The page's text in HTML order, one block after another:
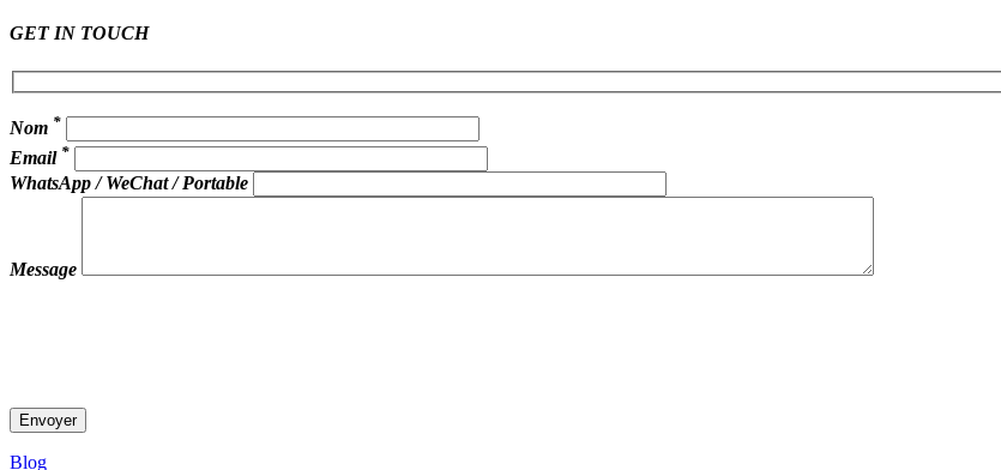
GET IN TOUCH
Nom *
Email *
WhatsApp / WeChat / Portable
Message
Blog